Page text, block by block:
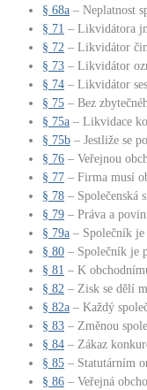
§ 68a – Neplatnost
§ 71 – Likvidátora
§ 72 – Likvidátor
§ 73 – Likvidátor
§ 74 – Likvidátor
§ 75 – Bez
§ 75a – Likvidace
§ 75b – Jestliže se
§ 76 – Veřejnou
§ 77 – Firma musí
§ 78 – Společenská
§ 79 – Práva a
§ 79a – Společník
§ 80 – Společník je
§ 81 – K
§ 82 – Zisk se dělí
§ 82a – Každý
§ 83 – Změnou
§ 84 – Zákaz
§ 85 – Statutárním
§ 86 – Veřejná